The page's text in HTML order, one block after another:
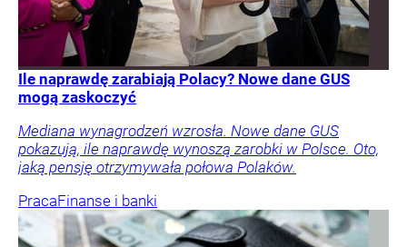
Ile naprawdę zarabiają Polacy? Nowe dane GUS
mogą zaskoczyć
Mediana wynagrodzeń wzrosła. Nowe dane GUS
pokazują, ile naprawdę wynoszą zarobki w Polsce. Oto,
jaką pensję otrzymywała połowa Polaków.
PracaFinanse i banki